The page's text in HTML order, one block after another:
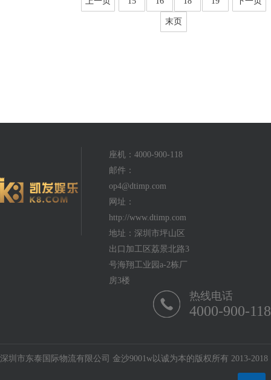
末页
座机：4000-900-118
邮件：
op4@dtimp.com
网址：
http://www.dtimp.com
地址：深圳市坪山区
出口加工区荔景北路3
号海翔工业园a-2栋厂
房3楼
热线电话
4000-900-118
深圳市东泰国际物流有限公司 金沙9001w以诚为本的版权所有 2013-2018